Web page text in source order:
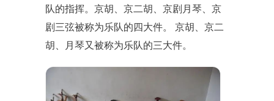
队的指挥。京胡、京二胡、京剧月琴、京
剧三弦被称为乐队的四大件。 京胡、京二
胡、月琴又被称为乐队的三大件。